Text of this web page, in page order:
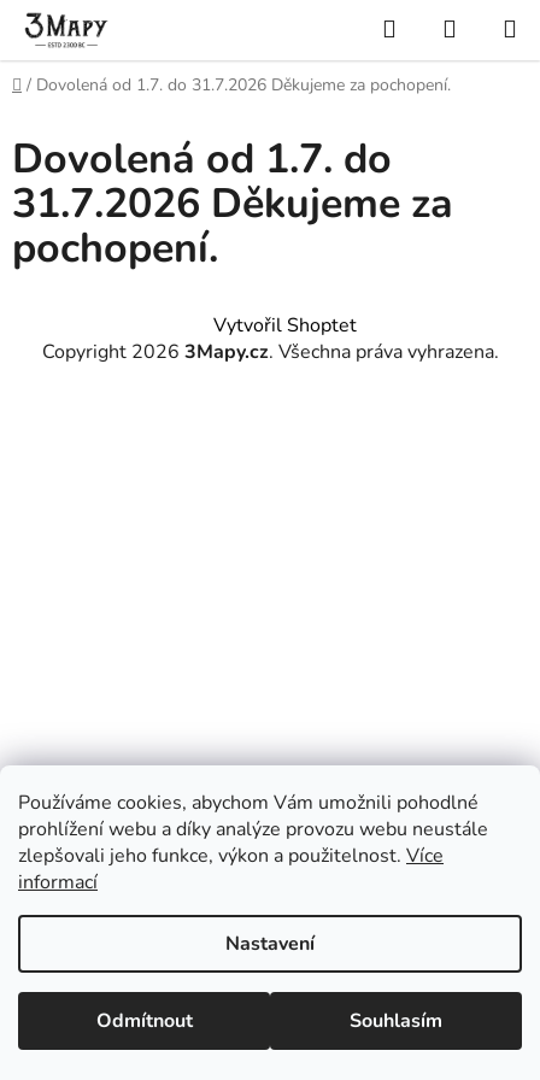
Používáme cookies, abychom Vám umožnili pohodlné
prohlížení webu a díky analýze provozu webu neustále
zlepšovali jeho funkce, výkon a použitelnost. Více
informací
Nastavení
Odmítnout Souhlasím
Přejít
obsah
Hledat
KOŠÍK
Domů
/ Dovolená od 1.7. do 31.7.2026 Děkujeme za pochopení.
Dovolená od 1.7. do
31.7.2026 Děkujeme za
pochopení.
Vytvořil Shoptet
Copyright 2026 3Mapy.cz. Všechna práva vyhrazena.